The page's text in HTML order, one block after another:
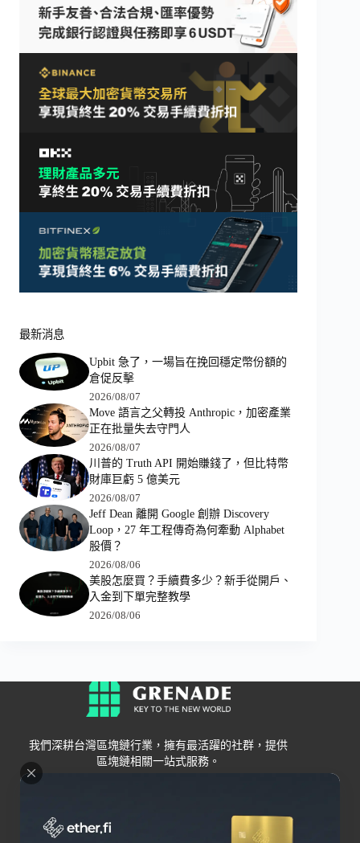
最新消息
Upbit 急了，一場旨在挽回穩定幣份額的
倉促反擊
2026/08/07
Move 語言之父轉投 Anthropic，加密產業
正在批量失去守門人
2026/08/07
川普的 Truth API 開始賺錢了，但比特幣
財庫巨虧 5 億美元
2026/08/07
Jeff Dean 離開 Google 創辦 Discovery
Loop，27 年工程傳奇為何牽動 Alphabet
股價？
2026/08/06
美股怎麼買？手續費多少？新手從開戶、
入金到下單完整教學
2026/08/06
我們深耕台灣區塊鏈行業，擁有最活躍的社群，提供
區塊鏈相關一站式服務。
Grenade 交易所